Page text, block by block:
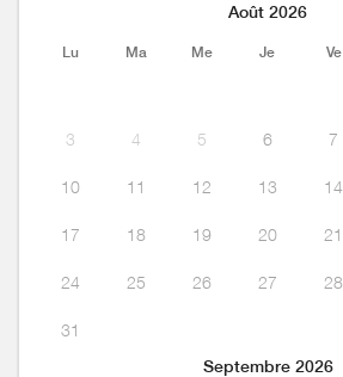
Août 2026
Lu Ma Me Je Ve
3 4 5 6 7
10 11 12 13 14
17 18 19 20 21
24 25 26 27 28
31
Septembre 2026